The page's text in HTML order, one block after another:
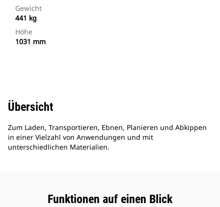
Gewicht
441 kg
Höhe
1031 mm
Übersicht
Zum Laden, Transportieren, Ebnen, Planieren und Abkippen
in einer Vielzahl von Anwendungen und mit
unterschiedlichen Materialien.
Funktionen auf einen Blick